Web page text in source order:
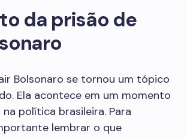
da prisão de
Bolsonaro se tornou um tópico
Ela acontece em um momento
política brasileira. Para
lembrar o que